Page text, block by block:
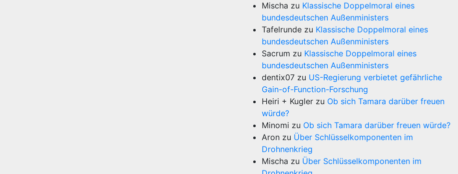
Mischa zu Klassische Doppelmoral eines
bundesdeutschen Außenministers
Tafelrunde zu Klassische Doppelmoral eines
bundesdeutschen Außenministers
Sacrum zu Klassische Doppelmoral eines
bundesdeutschen Außenministers
dentix07 zu US-Regierung verbietet gefährliche
Gain-of-Function-Forschung
Heiri + Kugler zu Ob sich Tamara darüber freuen
würde?
Minomi zu Ob sich Tamara darüber freuen würde?
Aron zu Über Schlüsselkomponenten im
Drohnenkrieg
Mischa zu Über Schlüsselkomponenten im